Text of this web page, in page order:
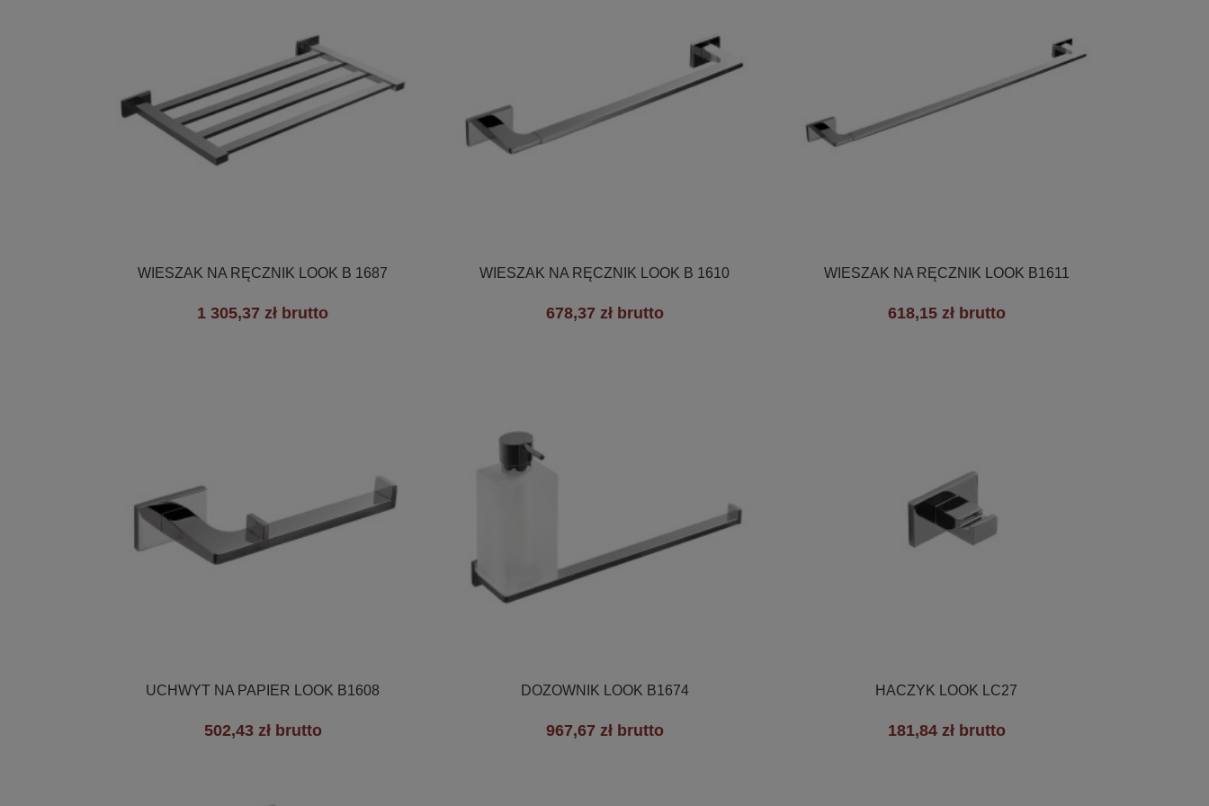
Szybki podgląd
WIESZAK NA RĘCZNIK LOOK B 1687
1 305,37 zł brutto
Szybki podgląd
WIESZAK NA RĘCZNIK LOOK B 1610
678,37 zł brutto
Szybki podgląd
WIESZAK NA RĘCZNIK LOOK B1611
618,15 zł brutto
Szybki podgląd
UCHWYT NA PAPIER LOOK B1608
502,43 zł brutto
Szybki podgląd
DOZOWNIK LOOK B1674
967,67 zł brutto
Szybki podgląd
HACZYK LOOK LC27
181,84 zł brutto